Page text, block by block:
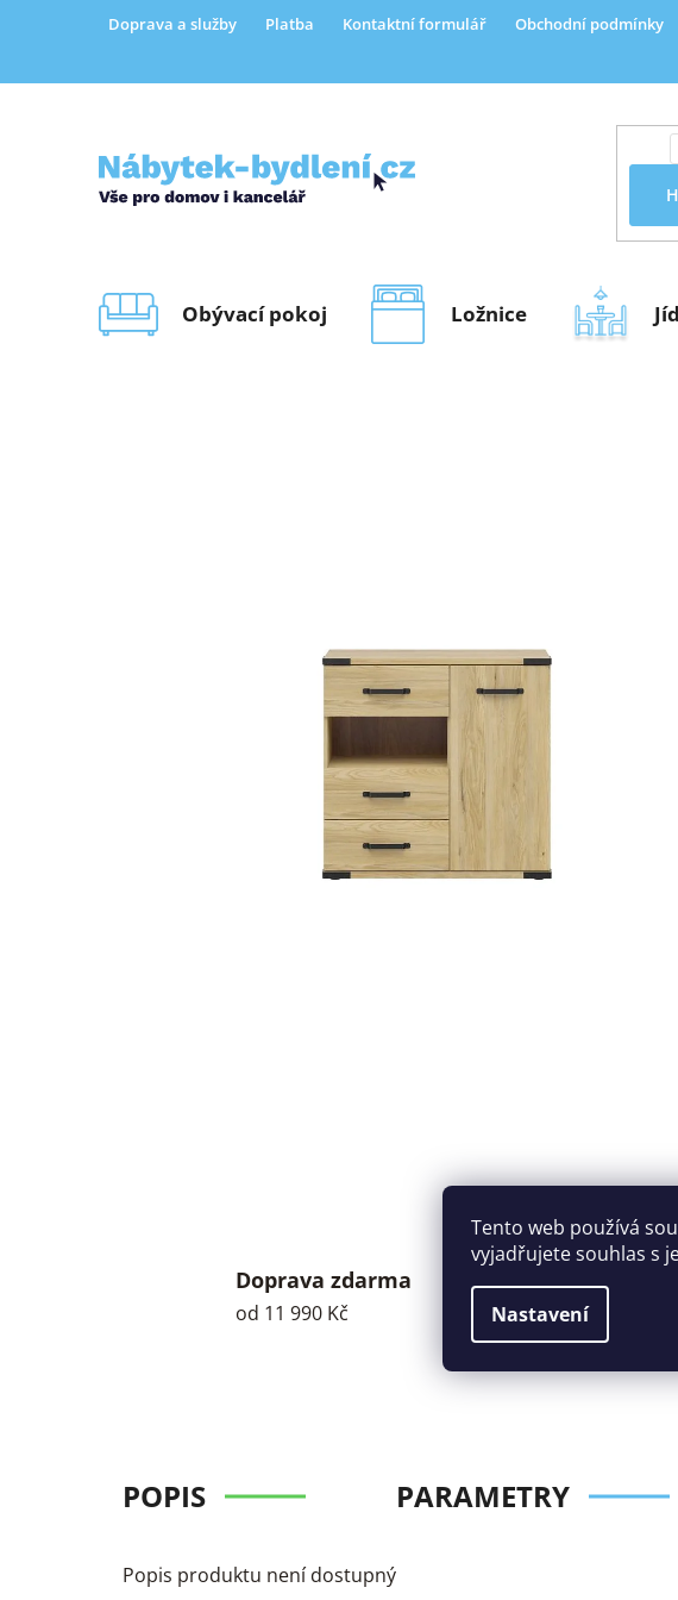
Tento web používá
vyjadřujete souhlas s
Nastavení
Doprava a služby Platba Kontaktní formulář Obchodní podmínky
Obývací pokoj Ložnice
Doprava zdarma
od 11 990 Kč
Perfektní
zákaznická
POPIS PARAMETRY
Popis produktu není dostupný